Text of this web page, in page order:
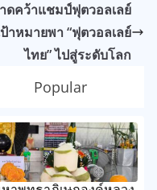
ดคว้าแชมป์ฟุตวอลเลย์
าหมายพา “ฟุตวอลเลย์
ไทย” ไปสู่ระดับโลก
Popular